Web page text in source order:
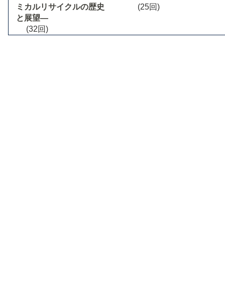
ミカルリサイクルの歴史
と展望―
(32回)
(25回)